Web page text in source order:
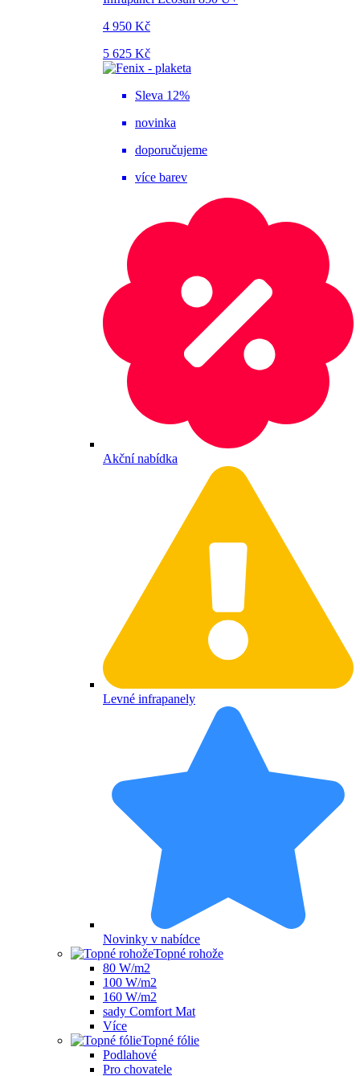
4 950 Kč
5 625 Kč
Sleva 12%
novinka
doporučujeme
více barev
Akční nabídka
Levné infrapanely
Novinky v nabídce
Topné rohože
80 W/m2
100 W/m2
160 W/m2
sady Comfort Mat
Více
Topné fólie
Podlahové
Pro chovatele